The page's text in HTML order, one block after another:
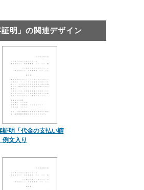
証明」の関連デザイン
証明「代金の支払い請
例文入り